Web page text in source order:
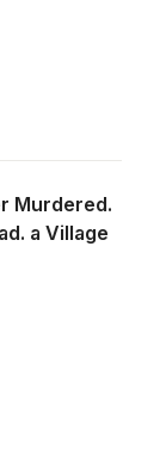
Murdered.
a Village